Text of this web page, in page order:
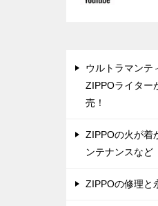
ウルトラマンテ
ZIPPOライター
売！
ZIPPOの火が着
ンテナンスなど
ZIPPOの修理と